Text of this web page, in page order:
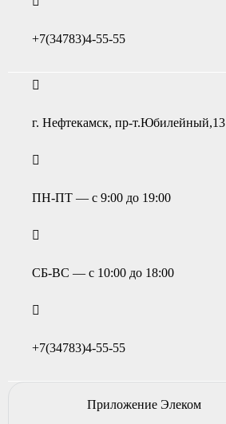
+7(34783)4-55-55
г. Нефтекамск, пр-т.Юбилейный,13
ПН-ПТ — с 9:00 до 19:00
СБ-ВС — с 10:00 до 18:00
+7(34783)4-55-55
Приложение Элеком